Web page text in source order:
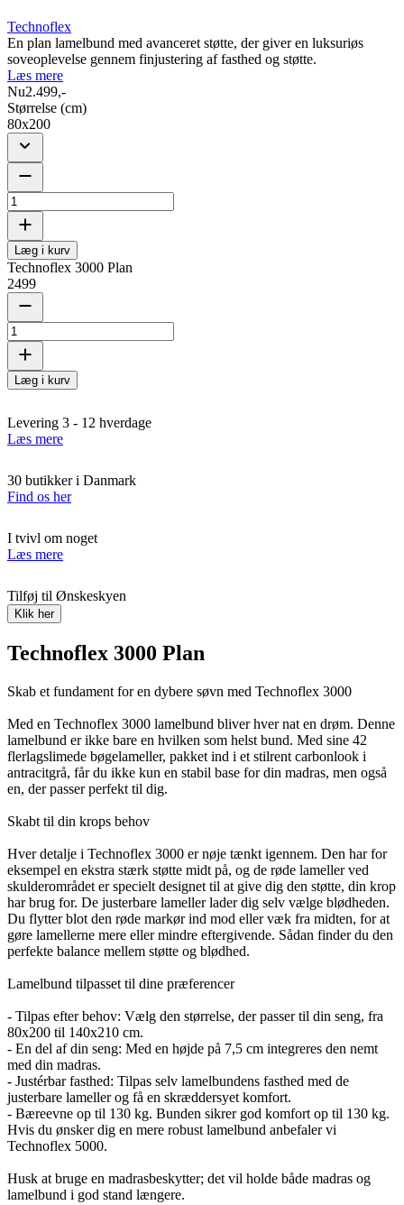
Technoflex
En plan lamelbund med avanceret støtte, der giver en luksuriøs
soveoplevelse gennem finjustering af fasthed og støtte.
Læs mere
Nu2.499,-
Størrelse (cm)
80x200
Læg i kurv
Technoflex 3000 Plan
2499
Læg i kurv
Levering 3 - 12 hverdage
Læs mere
30 butikker i Danmark
Find os her
I tvivl om noget
Læs mere
Tilføj til Ønskeskyen
Klik her
Technoflex 3000 Plan
Skab et fundament for en dybere søvn med Technoflex 3000
Med en Technoflex 3000 lamelbund bliver hver nat en drøm. Denne
lamelbund er ikke bare en hvilken som helst bund. Med sine 42
flerlagslimede bøgelameller, pakket ind i et stilrent carbonlook i
antracitgrå, får du ikke kun en stabil base for din madras, men også
en, der passer perfekt til dig.
Skabt til din krops behov
Hver detalje i Technoflex 3000 er nøje tænkt igennem. Den har for
eksempel en ekstra stærk støtte midt på, og de røde lameller ved
skulderområdet er specielt designet til at give dig den støtte, din krop
har brug for. De justerbare lameller lader dig selv vælge blødheden.
Du flytter blot den røde markør ind mod eller væk fra midten, for at
gøre lamellerne mere eller mindre eftergivende. Sådan finder du den
perfekte balance mellem støtte og blødhed.
Lamelbund tilpasset til dine præferencer
- Tilpas efter behov: Vælg den størrelse, der passer til din seng, fra
80x200 til 140x210 cm.
- En del af din seng: Med en højde på 7,5 cm integreres den nemt
med din madras.
- Justérbar fasthed: Tilpas selv lamelbundens fasthed med de
justerbare lameller og få en skræddersyet komfort.
- Bæreevne op til 130 kg. Bunden sikrer god komfort op til 130 kg.
Hvis du ønsker dig en mere robust lamelbund anbefaler vi
Technoflex 5000.
Husk at bruge en madrasbeskytter; det vil holde både madras og
lamelbund i god stand længere.